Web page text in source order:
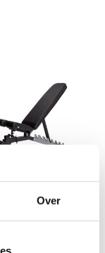
Over
PERFORMANCE